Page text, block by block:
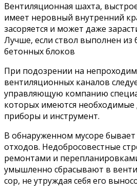
Вентиляционная шахта,
имеет неровный внутренний
засоряется и может даже
Лучше, если ствол выполнен из
бетонных блоков
При подозрении на
вентиляционных каналов
управляющую компанию
которых имеются необходимые
приборы и инструмент.
В обнаруженном мусоре
отходов. Недобросовестные
ремонтами и
умышленно сбрасывают в
сор, не утруждая себя его